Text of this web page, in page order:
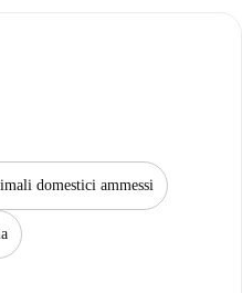
domestici ammessi